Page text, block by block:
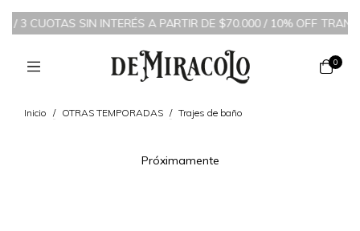
A PARTIR DE $70.000 / 10% OFF TRANSFERENCIA
0
Inicio / OTRAS TEMPORADAS / Trajes de baño
Próximamente